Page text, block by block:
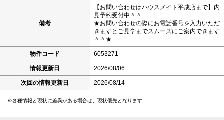
備考
【お問い合わせはハウスメイト平成店まで】内
見予約受付中＾＾
★お問い合わせの際にお電話番号を入力いただ
きますとご見学までスムーズにご案内できます
＾＾★
物件コード 6053271
情報更新日 2026/08/06
次回の情報更新日 2026/08/14
各種情報と現状に差異がある場合は、現状優先となります